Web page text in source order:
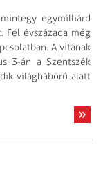
egymilliárd
évszázada még
A vitának
3-án a Szentszék
világháború alatt